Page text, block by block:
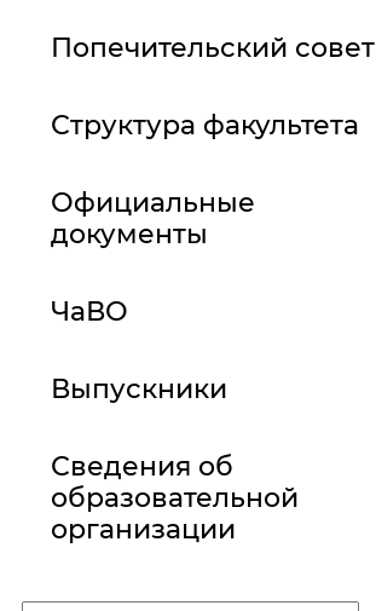
Попечительский совет
Структура факультета
Официальные
документы
ЧаВО
Выпускники
Сведения об
образовательной
организации